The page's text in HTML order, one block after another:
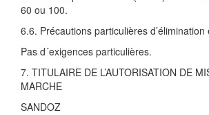
60 ou 100.
6.6. Précautions particulières
Pas d´exigences particulières.
7. TITULAIRE DE L’AUTORISATION DE
MARCHE
SANDOZ